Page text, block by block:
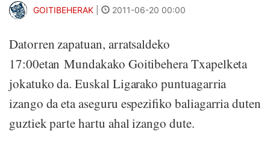
GOITIBEHERAK 2011-06-20 00:00
Datorren zapatuan, arratsaldeko
17:00etan Mundakako Goitibehera Txapelketa
jokatuko da. Euskal Ligarako puntuagarria
izango da eta aseguru espezifiko baliagarria duten
guztiek parte hartu ahal izango dute.